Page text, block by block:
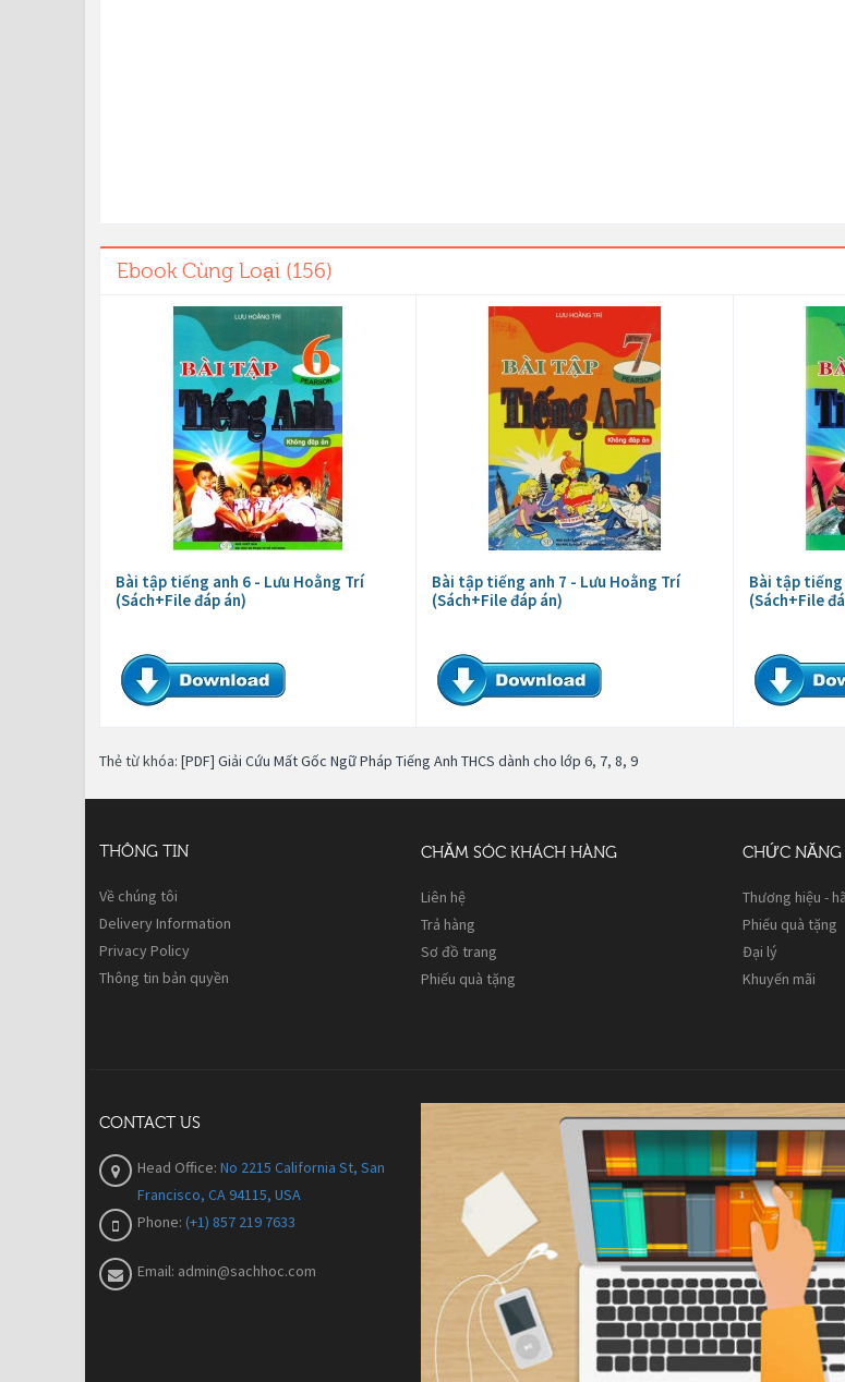
Ebook Cùng Loại (156)
Bài tập tiếng anh 6 - Lưu Hoằng Trí
(Sách+File đáp án)
Bài tập tiếng anh 7 - Lưu Hoằng Trí
(Sách+File đáp án)
Bài tập tiếng
(Sách+File
Thẻ từ khóa: [PDF] Giải Cứu Mất Gốc Ngữ Pháp Tiếng Anh THCS dành cho lớp 6, 7, 8, 9
THÔNG TIN
Về chúng tôi
Delivery Information
Privacy Policy
Thông tin bản quyền
CHĂM SÓC KHÁCH HÀNG
Liên hệ
Trả hàng
Sơ đồ trang
Phiếu quà tặng
CHỨC NĂNG
Thương hiệu -
Phiếu quà tặng
Đại lý
Khuyến mãi
CONTACT US
Head Office: No 2215 California St, San
Francisco, CA 94115, USA
Phone: (+1) 857 219 7633
Email: admin@sachhoc.com